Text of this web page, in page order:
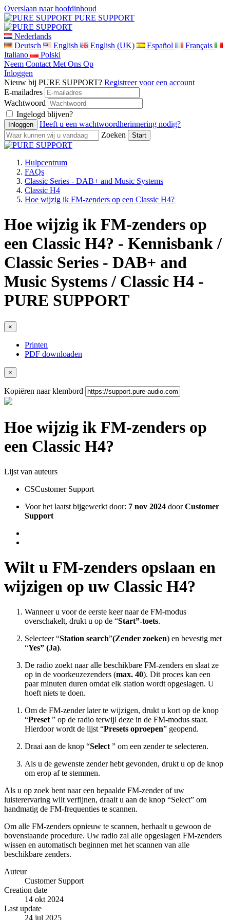
Overslaan naar hoofdinhoud
PURE SUPPORT
Nederlands
Deutsch
English English (UK) Español
Français
Italiano
Polski
Neem Contact Met Ons Op
Inloggen
Nieuw bij PURE SUPPORT? Registreer voor een account
E-mailadres
Wachtwoord
Ingelogd blijven?
Heeft u een wachtwoordherinnering nodig?
Zoeken
Hulpcentrum
FAQs
Classic Series - DAB+ and Music Systems
Classic H4
Hoe wijzig ik FM-zenders op een Classic H4?
Hoe wijzig ik FM-zenders op
een Classic H4? - Kennisbank /
Classic Series - DAB+ and
Music Systems / Classic H4 -
PURE SUPPORT
×
Printen
PDF downloaden
×
Kopiëren naar klembord
Hoe wijzig ik FM-zenders op
een Classic H4?
Lijst van auteurs
CSCustomer Support
Voor het laatst bijgewerkt door: 7 nov 2024 doorCustomer
Support
Wilt u FM-zenders opslaan en
wijzigen op uw Classic H4?
Wanneer u voor de eerste keer naar de FM-modus
overschakelt, drukt u op de “Start”-toets.
Selecteer “Station search”(Zender zoeken) en bevestig met
“Yes” (Ja).
De radio zoekt naar alle beschikbare FM-zenders en slaat ze
op in de voorkeuzezenders (max. 40). Dit proces kan een
paar minuten duren omdat elk station wordt opgeslagen. U
hoeft niets te doen.
Om de FM-zender later te wijzigen, drukt u kort op de knop
“Preset ” op de radio terwijl deze in de FM-modus staat.
Hierdoor wordt de lijst “Presets oproepen” geopend.
Draai aan de knop “Select ” om een zender te selecteren.
Als u de gewenste zender hebt gevonden, drukt u op de knop
om erop af te stemmen.
Als u op zoek bent naar een bepaalde FM-zender of uw
luisterervaring wilt verfijnen, draait u aan de knop “Select” om
handmatig de FM-frequenties te scannen.
Om alle FM-zenders opnieuw te scannen, herhaalt u gewoon de
bovenstaande procedure. Uw radio zal alle opgeslagen FM-zenders
wissen en automatisch beginnen met het scannen van alle
beschikbare zenders.
Auteur
Customer Support
Creation date
14 okt 2024
Last update
24 jul 2025